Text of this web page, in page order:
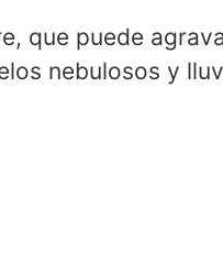
que puede
nebulosos y